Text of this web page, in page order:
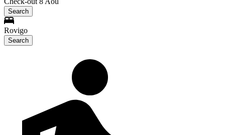
Search
Rovigo
Search